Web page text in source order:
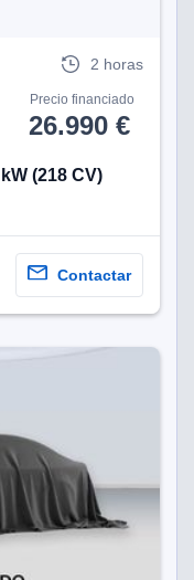
2 horas
Precio financiado
26.990 €
(218 CV)
Contactar